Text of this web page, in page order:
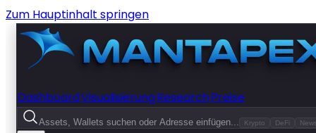
Zum Hauptinhalt springen
DashboardVisualisierungResearchPreise
Assets, Wallets suchen oder Adresse einfügen... Krypto DeFi